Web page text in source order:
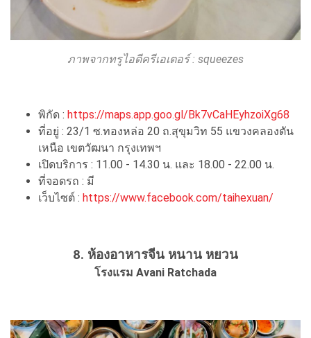
ภาพจากทรูไอดีครีเอเตอร์ : squeezes
พิกัด : https://maps.app.goo.gl/Bk7vCaHEyhzoiXg68
ที่อยู่ : 23/1 ซ.ทองหล่อ 20 ถ.สุขุมวิท 55 แขวงคลองตัน
เหนือ เขตวัฒนา กรุงเทพฯ
เปิดบริการ : 11.00 - 14.30 น. และ 18.00 - 22.00 น.
ที่จอดรถ : มี
เว็บไซต์ : https://www.facebook.com/taihexuan/
8. ห้องอาหารจีน หนาน หยวน
โรงแรม Avani Ratchada